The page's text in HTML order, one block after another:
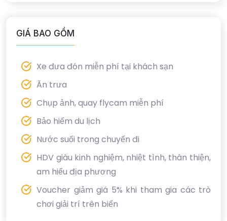
GIÁ BAO GỒM
Xe đưa đón miễn phí tại khách sạn
Ăn trưa
Chụp ảnh, quay flycam miễn phí
Bảo hiểm du lịch
Nước suối trong chuyến đi
HDV giàu kinh nghiệm, nhiệt tình, thân thiện,
am hiểu địa phương
Voucher giảm giá 5% khi tham gia các trò
chơi giải trí trên biển